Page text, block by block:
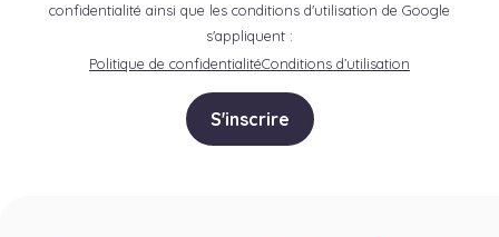
confidentialité ainsi que les conditions d'utilisation de Google
s'appliquent :
Politique de confidentialitéConditions d’utilisation
S'inscrire